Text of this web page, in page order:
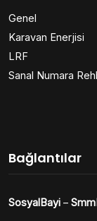
Genel
Karavan Enerjisi
LRF
Sanal Numara
Bağlantılar
SosyalBayi –